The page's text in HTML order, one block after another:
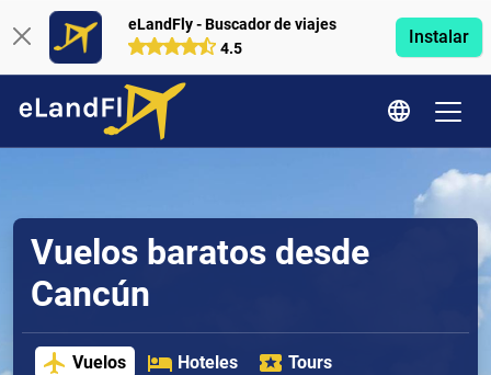
eLandFly - Buscador de viajes
4.5
Instalar
Vuelos baratos desde
Cancún
Vuelos Hoteles Tours